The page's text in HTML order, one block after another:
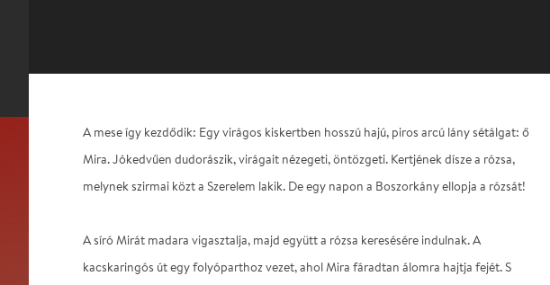
A mese így kezdődik: Egy virágos kiskertben hosszú hajú, piros arcú lány sétálgat: ő
Mira. Jókedvűen dudorászik, virágait nézegeti, öntözgeti. Kertjének dísze a rózsa,
melynek szirmai közt a Szerelem lakik. De egy napon a Boszorkány ellopja a rózsát!
A síró Mirát madara vigasztalja, majd együtt a rózsa keresésére indulnak. A
kacskaringós út egy folyóparthoz vezet, ahol Mira fáradtan álomra hajtja fejét. S